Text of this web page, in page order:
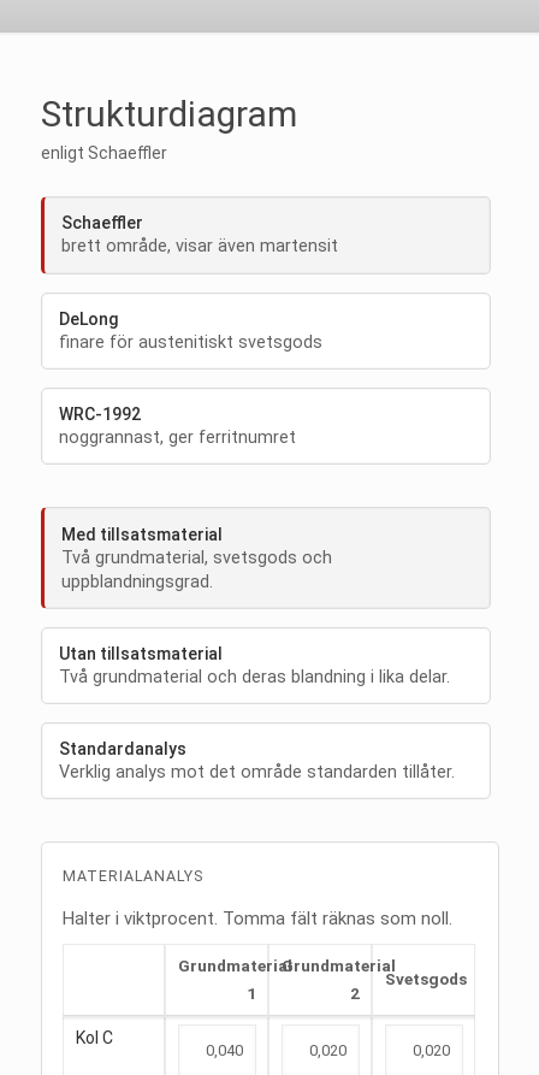
Strukturdiagram
enligt Schaeffler
Schaeffler
brett område, visar även martensit
DeLong
finare för austenitiskt svetsgods
WRC-1992
noggrannast, ger ferritnumret
Med tillsatsmaterial
Två grundmaterial, svetsgods och
uppblandningsgrad.
Utan tillsatsmaterial
Två grundmaterial och deras blandning i lika delar.
Standardanalys
Verklig analys mot det område standarden tillåter.
MATERIALANALYS
Halter i viktprocent. Tomma fält räknas som noll.
Grundmaterial
1
Grundmaterial
2
Svetsgods
Kol C